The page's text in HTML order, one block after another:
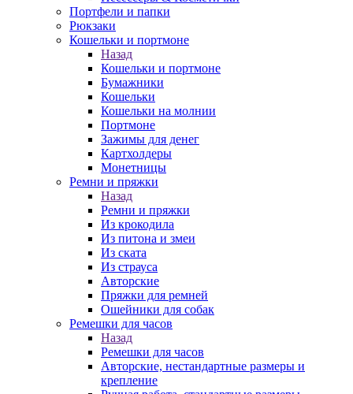
Портфели и папки
Рюкзаки
Кошельки и портмоне
Назад
Кошельки и портмоне
Бумажники
Кошельки
Кошельки на молнии
Портмоне
Зажимы для денег
Картхолдеры
Монетницы
Ремни и пряжки
Назад
Ремни и пряжки
Из крокодила
Из питона и змеи
Из ската
Из страуса
Авторские
Пряжки для ремней
Ошейники для собак
Ремешки для часов
Назад
Ремешки для часов
Авторские, нестандартные размеры и
крепление